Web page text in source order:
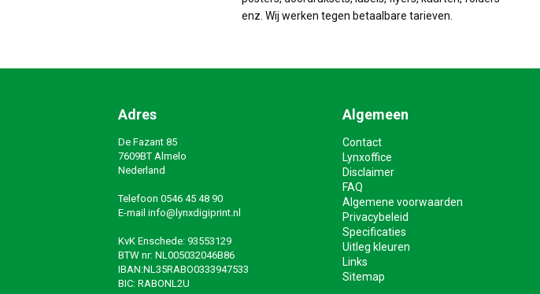
enz. Wij werken tegen betaalbare tarieven.
Adres
De Fazant 85
7609BT Almelo
Nederland
Telefoon 0546 45 48 90
E-mail info@lynxdigiprint.nl
KvK Enschede: 93553129
BTW nr: NL005032046B86
IBAN:NL35RABO0333947533
BIC: RABONL2U
Algemeen
Contact
Lynxoffice
Disclaimer
FAQ
Algemene voorwaarden
Privacybeleid
Specificaties
Uitleg kleuren
Links
Sitemap